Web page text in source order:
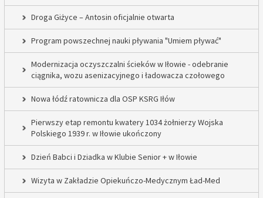
Droga Giżyce – Antosin oficjalnie otwarta
Program powszechnej nauki pływania "Umiem pływać"
Modernizacja oczyszczalni ścieków w Iłowie - odebranie
ciągnika, wozu asenizacyjnego i ładowacza czołowego
Nowa łódź ratownicza dla OSP KSRG Iłów
Pierwszy etap remontu kwatery 1034 żołnierzy Wojska
Polskiego 1939 r. w Iłowie ukończony
Dzień Babci i Dziadka w Klubie Senior + w Iłowie
Wizyta w Zakładzie Opiekuńczo-Medycznym Ład-Med